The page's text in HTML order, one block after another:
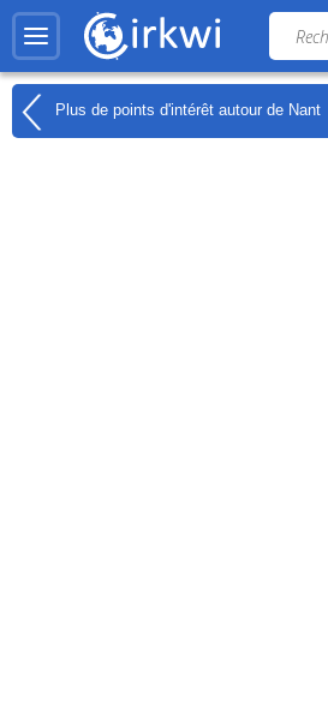
Plus de points d'intérêt autour de Nant